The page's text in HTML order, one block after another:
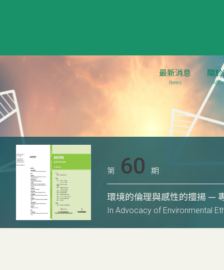
最新消息
News
關
第 60 期
環境的倫理與感性的擅揚 —
In Advocacy of Environmental